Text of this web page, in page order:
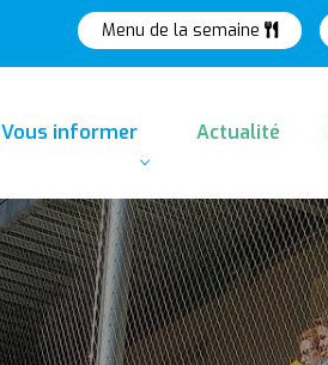
Menu de la semaine
Vous informer Actualité